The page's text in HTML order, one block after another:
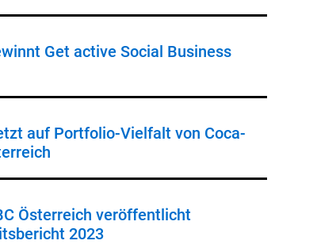
Get active Social Business
auf Portfolio-Vielfalt von Coca-
Österreich veröffentlicht
2023